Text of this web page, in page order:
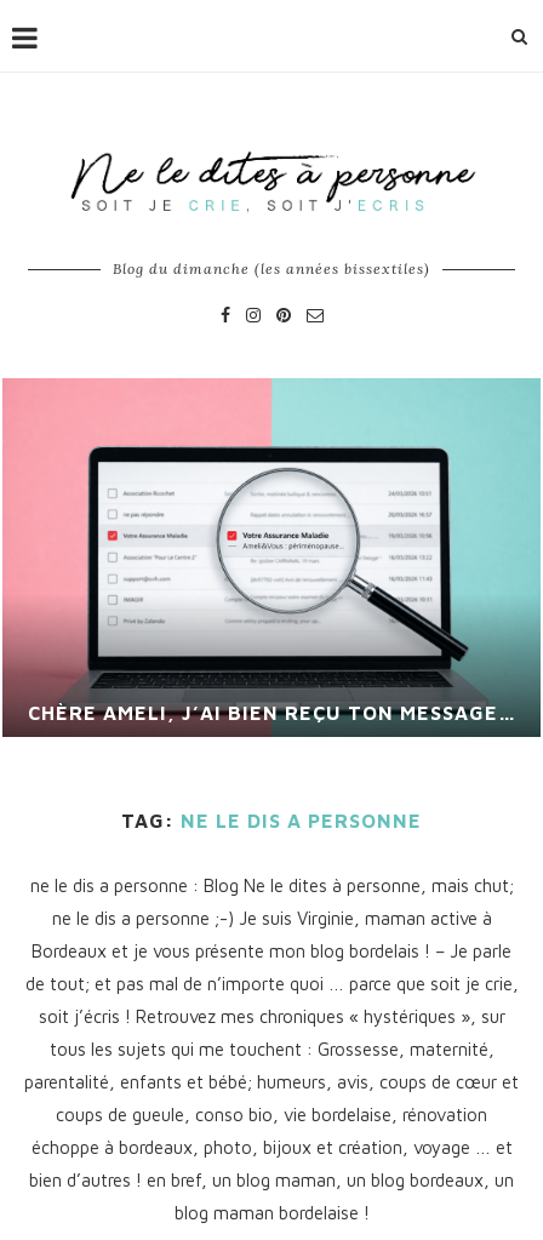
Blog du dimanche (les années bissextiles)
CHÈRE AMELI, J’AI BIEN REÇU TON MESSAGE…
TAG: NE LE DIS A PERSONNE
ne le dis a personne : Blog Ne le dites à personne, mais chut;
ne le dis a personne ;-) Je suis Virginie, maman active à
Bordeaux et je vous présente mon blog bordelais ! – Je parle
de tout; et pas mal de n’importe quoi … parce que soit je crie,
soit j’écris ! Retrouvez mes chroniques « hystériques », sur
tous les sujets qui me touchent : Grossesse, maternité,
parentalité, enfants et bébé; humeurs, avis, coups de cœur et
coups de gueule, conso bio, vie bordelaise, rénovation
échoppe à bordeaux, photo, bijoux et création, voyage … et
bien d’autres ! en bref, un blog maman, un blog bordeaux, un
blog maman bordelaise !